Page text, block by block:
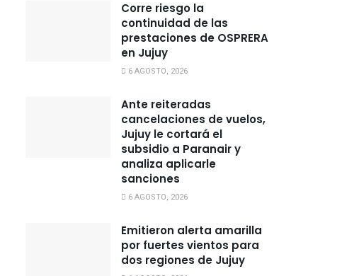
Corre riesgo la
continuidad de las
prestaciones de OSPRERA
en Jujuy
6 AGOSTO, 2026
Ante reiteradas
cancelaciones de vuelos,
Jujuy le cortará el
subsidio a Paranair y
analiza aplicarle
sanciones
6 AGOSTO, 2026
Emitieron alerta amarilla
por fuertes vientos para
dos regiones de Jujuy